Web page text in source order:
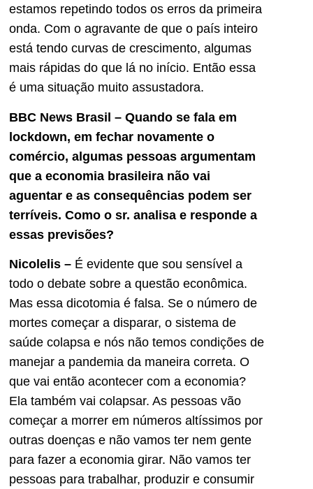
estamos repetindo todos os erros da primeira
onda. Com o agravante de que o país inteiro
está tendo curvas de crescimento, algumas
mais rápidas do que lá no início. Então essa
é uma situação muito assustadora.
BBC News Brasil – Quando se fala em
lockdown, em fechar novamente o
comércio, algumas pessoas argumentam
que a economia brasileira não vai
aguentar e as consequências podem ser
terríveis. Como o sr. analisa e responde a
essas previsões?
Nicolelis – É evidente que sou sensível a
todo o debate sobre a questão econômica.
Mas essa dicotomia é falsa. Se o número de
mortes começar a disparar, o sistema de
saúde colapsa e nós não temos condições de
manejar a pandemia da maneira correta. O
que vai então acontecer com a economia?
Ela também vai colapsar. As pessoas vão
começar a morrer em números altíssimos por
outras doenças e não vamos ter nem gente
para fazer a economia girar. Não vamos ter
pessoas para trabalhar, produzir e consumir